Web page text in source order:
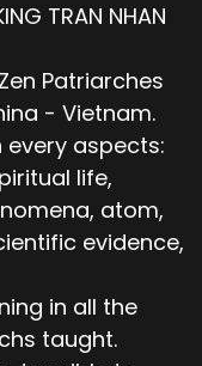
TRAN NHAN
Patriarches
- Vietnam.
every aspects:
life,
atom,
evidence,
in all the
taught.